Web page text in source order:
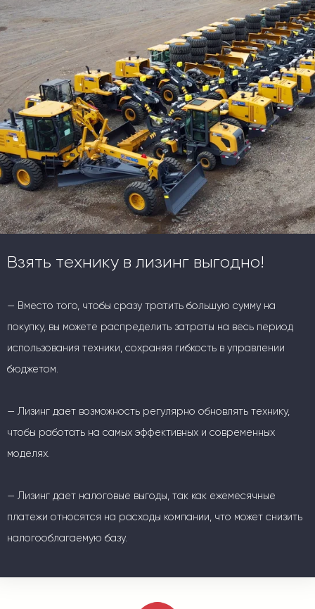
Взять технику в лизинг выгодно!
— Вместо того, чтобы сразу тратить большую сумму на
покупку, вы можете распределить затраты на весь период
использования техники, сохраняя гибкость в управлении
бюджетом.
— Лизинг дает возможность регулярно обновлять технику,
чтобы работать на самых эффективных и современных
моделях.
— Лизинг дает налоговые выгоды, так как ежемесячные
платежи относятся на расходы компании, что может снизить
налогооблагаемую базу.